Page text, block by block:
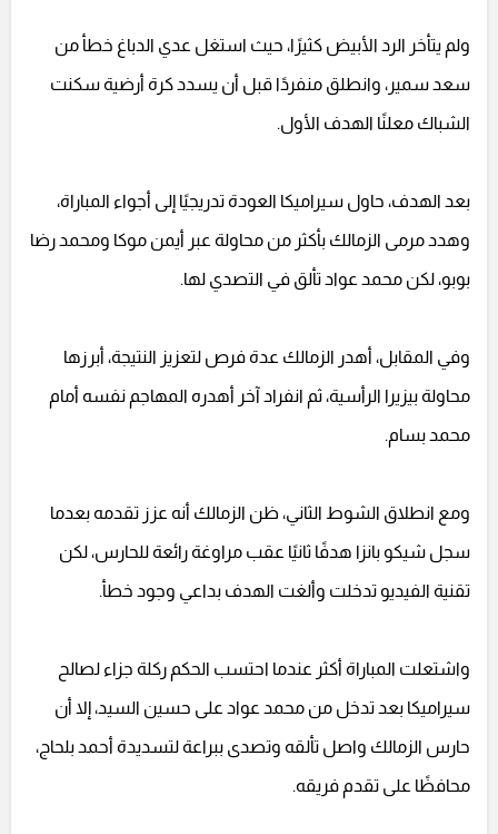
ولم يتأخر الرد الأبيض كثيرًا، حيث استغل عدي الدباغ خطأ من
سعد سمير، وانطلق منفردًا قبل أن يسدد كرة أرضية سكنت
الشباك معلنًا الهدف الأول.
بعد الهدف، حاول سيراميكا العودة تدريجيًا إلى أجواء المباراة،
وهدد مرمى الزمالك بأكثر من محاولة عبر أيمن موكا ومحمد رضا
بوبو، لكن محمد عواد تألق في التصدي لها.
وفي المقابل، أهدر الزمالك عدة فرص لتعزيز النتيجة، أبرزها
محاولة بيزيرا الرأسية، ثم انفراد آخر أهدره المهاجم نفسه أمام
محمد بسام.
ومع انطلاق الشوط الثاني، ظن الزمالك أنه عزز تقدمه بعدما
سجل شيكو بانزا هدفًا ثانيًا عقب مراوغة رائعة للحارس، لكن
تقنية الفيديو تدخلت وألغت الهدف بداعي وجود خطأ.
واشتعلت المباراة أكثر عندما احتسب الحكم ركلة جزاء لصالح
سيراميكا بعد تدخل من محمد عواد على حسين السيد، إلا أن
حارس الزمالك واصل تألقه وتصدى ببراعة لتسديدة أحمد بلحاج،
محافظًا على تقدم فريقه.